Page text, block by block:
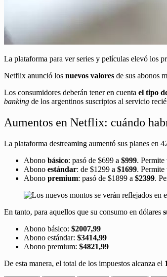
La plataforma para ver series y películas elevó los
Netflix anunció los nuevos valores de sus abonos
Los consumidores deberán tener en cuenta el tipo
banking de los argentinos suscriptos al servicio
Aumentos en Netflix: cuándo
La plataforma destreaming aumentó sus planes en
Abono básico: pasó de $699 a $999.
Abono estándar: de $1299 a $1699.
Abono premium: pasó de $1899 a $2399.
En tanto, para aquellos que su consumo en dólares
Abono básico: $2007,99
Abono estándar: $3414,99
Abono premium: $4821,99
De esta manera, el total de los impuestos alcanza el